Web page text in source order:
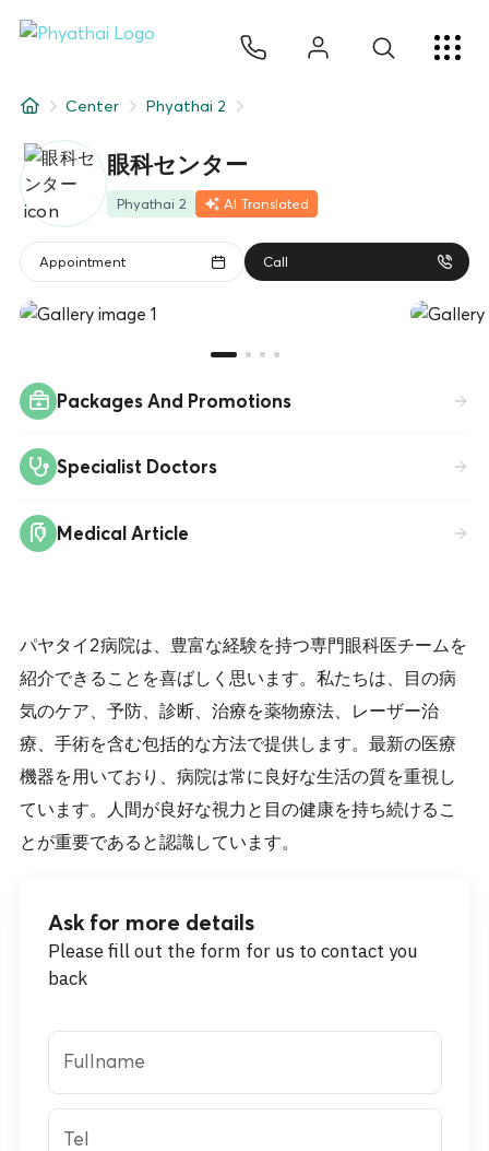
について
Hospital Locations
Center Phyathai 2
眼科センター
Phyathai 2 AI Translated
Appointment Call
Packages And Promotions
Specialist Doctors
Medical Article
パヤタイ2病院は、豊富な経験を持つ専門眼科医チームを
紹介できることを喜ばしく思います。私たちは、目の病
気のケア、予防、診断、治療を薬物療法、レーザー治
療、手術を含む包括的な方法で提供します。最新の医療
機器を用いており、病院は常に良好な生活の質を重視し
ています。人間が良好な視力と目の健康を持ち続けるこ
とが重要であると認識しています。
Ask for more details
Please fill out the form for us to contact you
back
Fullname
Tel